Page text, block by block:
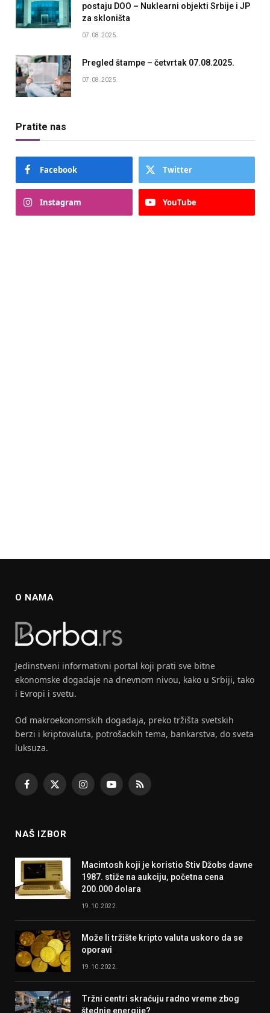
postaju DOO – Nuklearni objekti Srbije i JP
za skloništa
07.08.2025.
Pregled štampe – četvrtak 07.08.2025.
07.08.2025.
Pratite nas
Facebook Twitter
Instagram YouTube
O NAMA
Jedinstveni informativni portal koji prati sve bitne
ekonomske dogadaje na dnevnom nivou, kako u Srbiji, tako
i Evropi i svetu.
Od makroekonomskih dogadaja, preko tržišta svetskih
berzi i kriptovaluta, potrošackih tema, bankarstva, do sveta
luksuza.
Facebook
X
InstagramYouTubeRSS
NAŠ IZBOR
Macintosh koji je koristio Stiv Džobs davne
1987. stiže na aukciju, početna cena
200.000 dolara
19.10.2022.
Može li tržište kripto valuta uskoro da se
oporavi
19.10.2022.
Tržni centri skraćuju radno vreme zbog
štednje energije?